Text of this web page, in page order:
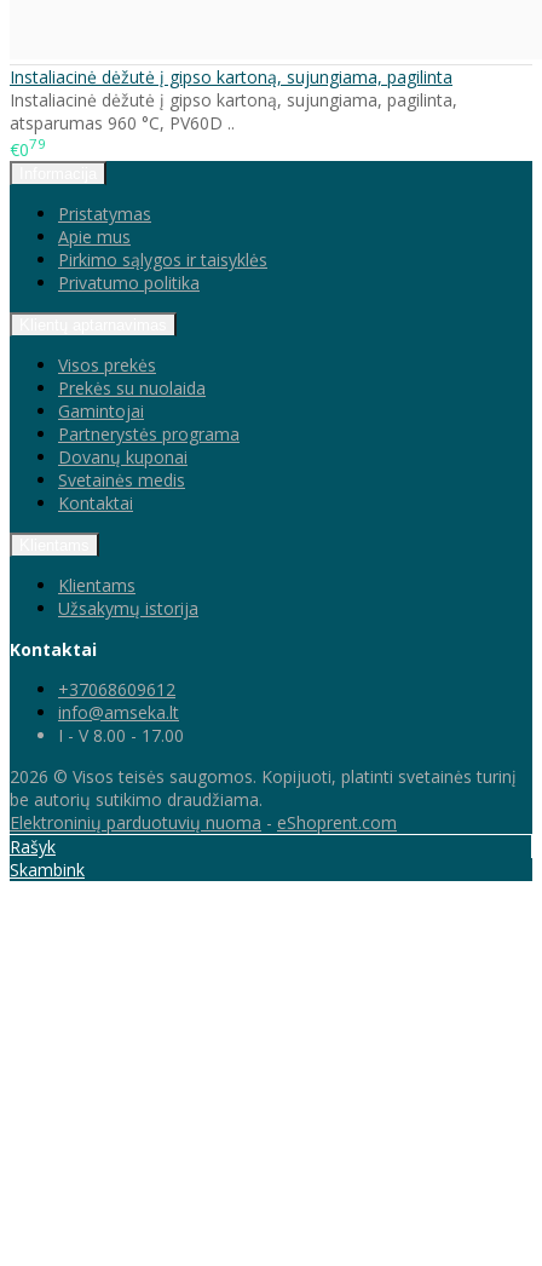
Instaliacinė dėžutė į gipso kartoną, sujungiama, pagilinta
Instaliacinė dėžutė į gipso kartoną, sujungiama, pagilinta,
atsparumas 960 °C, PV60D ..
€079
Pristatymas
Apie mus
Pirkimo sąlygos ir taisyklės
Privatumo politika
Visos prekės
Prekės su nuolaida
Gamintojai
Partnerystės programa
Dovanų kuponai
Svetainės medis
Kontaktai
Klientams
Užsakymų istorija
Kontaktai
+37068609612
info@amseka.lt
I - V 8.00 - 17.00
2026 © Visos teisės saugomos. Kopijuoti, platinti svetainės turinį
be autorių sutikimo draudžiama.
Elektroninių parduotuvių nuoma - eShoprent.com
Rašyk
Skambink